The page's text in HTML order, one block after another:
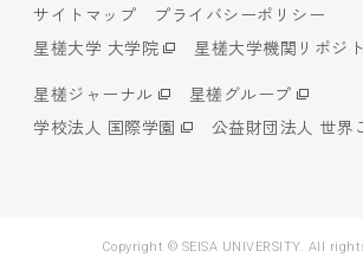
サイトマップ
プライバシーポリシー
星槎大学 大学院
星槎大学機関リポジ
星槎ジャーナル
星槎グループ
学校法人 国際学園
公益財団法人 世界
Copyright © SEISA UNIVERSITY. All